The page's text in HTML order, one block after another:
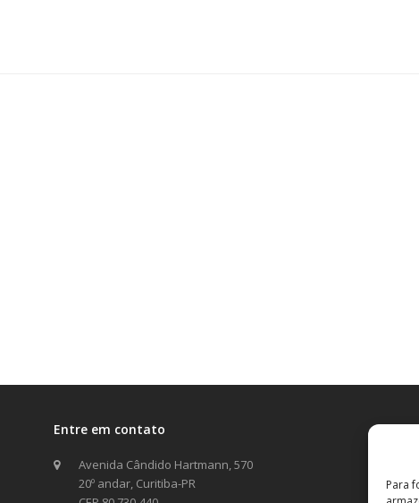
Para
Entre em contato
Avenida Cândido Hartmann, 570
20º andar, Curitiba-PR